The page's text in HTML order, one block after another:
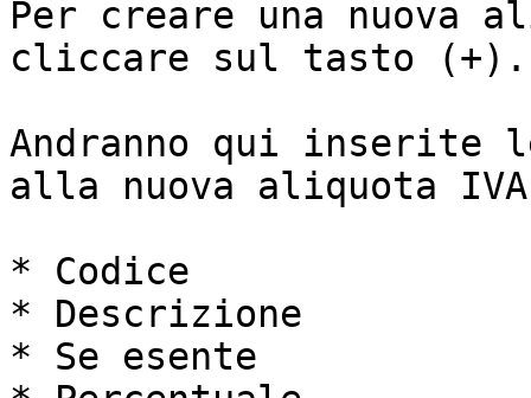
Per creare una nuova
cliccare sul tasto (+).
Andranno qui inserite
alla nuova aliquota
* Codice
* Descrizione
* Se esente